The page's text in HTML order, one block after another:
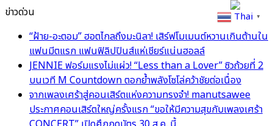
ข่าวด่วน
“ฝ้าย-อะตอม” ฮอตไกลถึงมะนิลา! เสิร์ฟโมเมนต์หวานเกินต้านใน
แฟนมีตแรก แฟนฟิลิปปินส์แห่เชียร์แน่นฮอลล์
JENNIE ฟอร์มแรงไม่แผ่ว! “Less than a Lover” ซิวถ้วยที่ 2
บนเวที M Countdown ตอกย้ำพลังโซโล่คว้าชัยต่อเนื่อง
จากเพลงเศร้าสู่คอนเสิร์ตแห่งความทรงจำ! manutsawee
ประกาศคอนเสิร์ตใหญ่ครั้งแรก “ขอให้มีความสุขกับเพลงเศร้า
Thai ▼